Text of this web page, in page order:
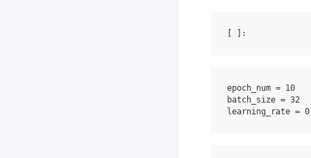
epoch_num = 10
batch_size = 32
learning_rate =